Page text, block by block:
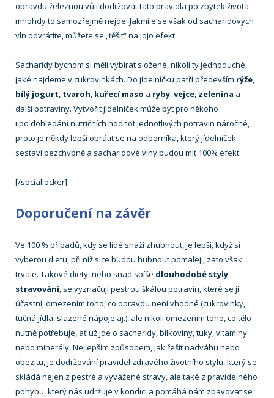
opravdu železnou vůli dodržovat tato pravidla po zbytek života,
mnohdy to samozřejmě nejde. Jakmile se však od sacharidových
vln odvrátíte, můžete se „těšit“ na jojo efekt.
Sacharidy bychom si měli vybírat složené, nikoli ty jednoduché,
jaké najdeme v cukrovinkách. Do jídelníčku patří především rýže,
bílý jogurt, tvaroh, kuřecí maso a ryby,vejce, zelenina a
další potraviny. Vytvořit jídelníček může být pro někoho
i po dohledání nutričních hodnot jednotlivých potravin náročné,
proto je někdy lepší obrátit se na odborníka, který jídelníček
sestaví bezchybně a sacharidové vlny budou mít 100% efekt.
[/sociallocker]
Doporučení na závěr
Ve 100 % případů, kdy se lidé snaží zhubnout, je lepší, když si
vyberou dietu, při níž sice budou hubnout pomaleji, zato však
trvale. Takové diety, nebo snad spíše dlouhodobé styly
stravování, se vyznačují pestrou škálou potravin, které se jí
účastní, omezením toho, co opravdu není vhodné (cukrovinky,
tučná jídla, slazené nápoje aj.), ale nikoli omezením toho, co tělo
nutně potřebuje, ať už jde o sacharidy, bílkoviny, tuky, vitamíny
nebo minerály. Nejlepším způsobem, jak řešit nadváhu nebo
obezitu, je dodržování pravidel zdravého životního stylu, který se
skládá nejen z pestré a vyvážené stravy, ale také z pravidelného
pohybu, který nás udržuje v kondici a pomáhá nám zbavovat se